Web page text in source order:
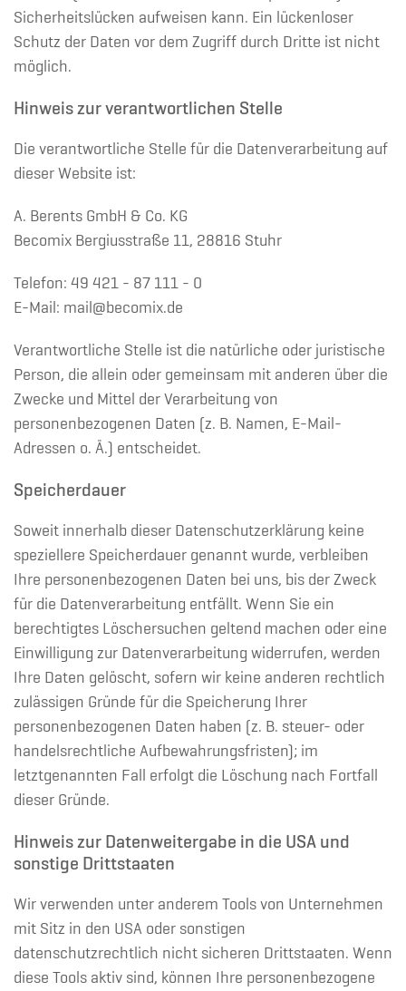
Sicherheitslücken aufweisen kann. Ein lückenloser
Schutz der Daten vor dem Zugriff durch Dritte ist nicht
möglich.
Hinweis zur verantwortlichen Stelle
Die verantwortliche Stelle für die Datenverarbeitung auf
dieser Website ist:
A. Berents GmbH & Co. KG
Becomix Bergiusstraße 11, 28816 Stuhr
Telefon: 49 421 - 87 111 - 0
E-Mail: mail@becomix.de
Verantwortliche Stelle ist die natürliche oder juristische
Person, die allein oder gemeinsam mit anderen über die
Zwecke und Mittel der Verarbeitung von
personenbezogenen Daten (z. B. Namen, E-Mail-
Adressen o. Ä.) entscheidet.
Speicherdauer
Soweit innerhalb dieser Datenschutzerklärung keine
speziellere Speicherdauer genannt wurde, verbleiben
Ihre personenbezogenen Daten bei uns, bis der Zweck
für die Datenverarbeitung entfällt. Wenn Sie ein
berechtigtes Löschersuchen geltend machen oder eine
Einwilligung zur Datenverarbeitung widerrufen, werden
Ihre Daten gelöscht, sofern wir keine anderen rechtlich
zulässigen Gründe für die Speicherung Ihrer
personenbezogenen Daten haben (z. B. steuer- oder
handelsrechtliche Aufbewahrungsfristen); im
letztgenannten Fall erfolgt die Löschung nach Fortfall
dieser Gründe.
Hinweis zur Datenweitergabe in die USA und
sonstige Drittstaaten
Wir verwenden unter anderem Tools von Unternehmen
mit Sitz in den USA oder sonstigen
datenschutzrechtlich nicht sicheren Drittstaaten. Wenn
diese Tools aktiv sind, können Ihre personenbezogene